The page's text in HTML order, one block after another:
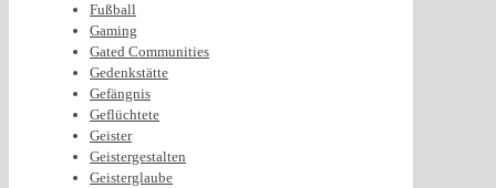
Fußball
Gaming
Gated Communities
Gedenkstätte
Gefängnis
Geflüchtete
Geister
Geistergestalten
Geisterglaube